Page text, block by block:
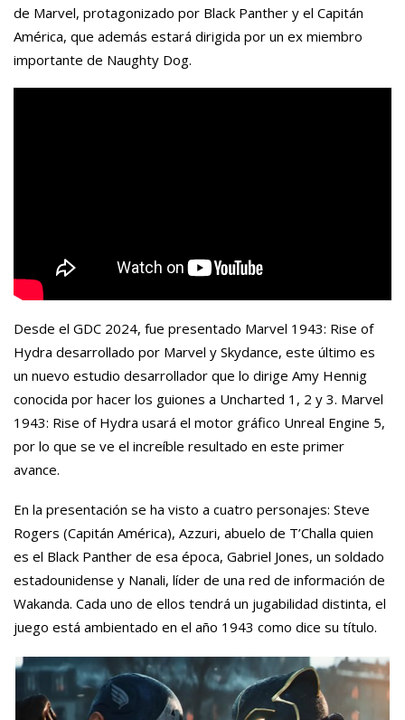
de Marvel, protagonizado por Black Panther y el Capitán
América, que además estará dirigida por un ex miembro
importante de Naughty Dog.
Desde el GDC 2024, fue presentado Marvel 1943: Rise of
Hydra desarrollado por Marvel y Skydance, este último es
un nuevo estudio desarrollador que lo dirige Amy Hennig
conocida por hacer los guiones a Uncharted 1, 2 y 3. Marvel
1943: Rise of Hydra usará el motor gráfico Unreal Engine 5,
por lo que se ve el increíble resultado en este primer
avance.
En la presentación se ha visto a cuatro personajes: Steve
Rogers (Capitán América), Azzuri, abuelo de T’Challa quien
es el Black Panther de esa época, Gabriel Jones, un soldado
estadounidense y Nanali, líder de una red de información de
Wakanda. Cada uno de ellos tendrá un jugabilidad distinta, el
juego está ambientado en el año 1943 como dice su título.